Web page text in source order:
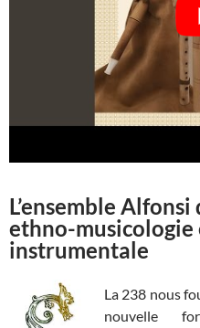
L’ensemble
ethno-musicologie
instrumentale
La 238 nous
nouvelle